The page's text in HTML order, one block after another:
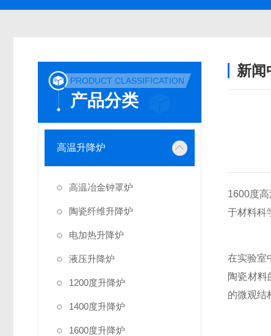
PRODUCT CLASSIFICATION
产品分类
高温升降炉
高温冶金钟罩炉
陶瓷纤维升降炉
电加热升降炉
液压升降炉
1200度升降炉
1400度升降炉
1600度升降炉
新闻
1600度
于材料科
在实验室
陶瓷材料
的微观结